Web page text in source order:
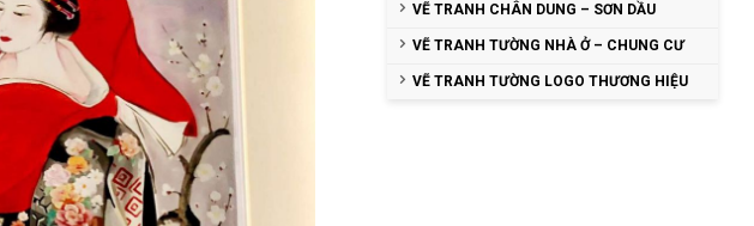
VẼ TRANH CHÂN DUNG – SƠN DẦU
VẼ TRANH TƯỜNG NHÀ Ở – CHUNG CƯ
VẼ TRANH TƯỜNG LOGO THƯƠNG HIỆU